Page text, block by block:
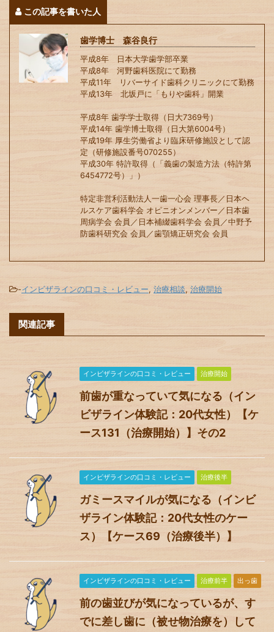
この記事を書いた人
歯学博士 森谷良行
平成8年 日本大学歯学部卒業
平成8年 河野歯科医院にて勤務
平成11年 リバーサイド歯科クリニックにて勤務
平成13年 北坂戸に「もりや歯科」開業
平成8年 歯学学士取得（日大7369号）
平成14年 歯学博士取得（日大第6004号）
平成19年 厚生労働省より臨床研修施設として認
定（研修施設番号070255）
平成30年 特許取得（「義歯の製造方法（特許第
6454772号）」）
特定非営利活動法人一歯一心会 理事長／日本ヘ
ルスケア歯科学会 オピニオンメンバー／日本歯
周病学会 会員／日本補綴歯科学会 会員／中野予
防歯科研究会 会員／歯顎矯正研究会 会員
-インビザラインの口コミ・レビュー, 治療相談, 治療開始
関連記事
インビザラインの口コミ・レビュー 治療開始
前歯が重なっていて気になる（イン
ビザライン体験記：20代女性）【ケ
ース131（治療開始）】その2
インビザラインの口コミ・レビュー 治療後半
ガミースマイルが気になる（インビ
ザライン体験記：20代女性のケー
ス）【ケース69（治療後半）】
インビザラインの口コミ・レビュー 治療前半 出っ歯
前の歯並びが気になっているが、す
でに差し歯に（被せ物治療を）して